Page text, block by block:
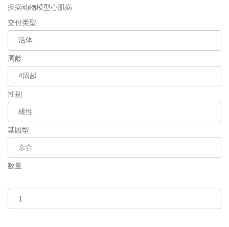
疾病动物模型心肌病
交付类型
周龄
性别
基因型
数量